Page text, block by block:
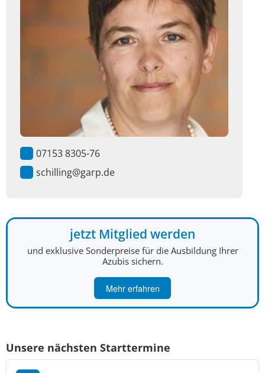
07153 8305-76
schilling@garp.de
jetzt Mitglied werden
und exklusive Sonderpreise für die Ausbildung Ihrer
Azubis sichern.
Mehr erfahren
Unsere nächsten Starttermine